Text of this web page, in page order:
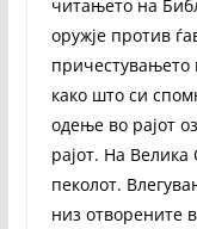
читањето на
оружје против
причестувањето
како што си
одење во рајот
рајот. На Велика
пеколот.
низ отворените